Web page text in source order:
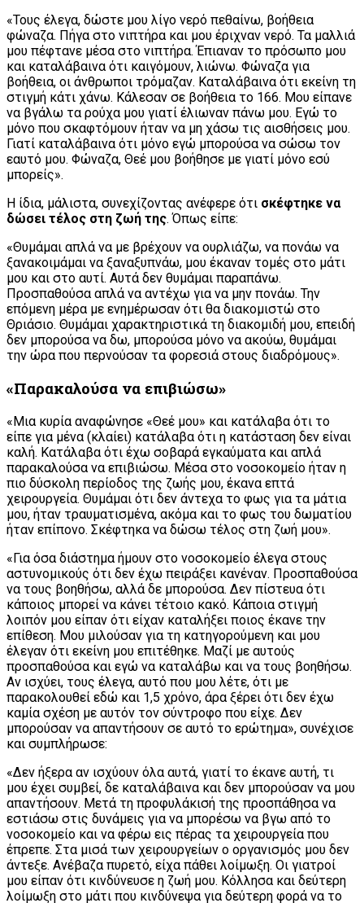
«Τους έλεγα, δώστε μου λίγο νερό πεθαίνω, βοήθεια
φώναζα. Πήγα στο νιπτήρα και μου έριχναν νερό. Τα μαλλιά
μου πέφτανε μέσα στο νιπτήρα. Έπιαναν το πρόσωπο μου
και καταλάβαινα ότι καιγόμουν, λιώνω. Φώναζα για
βοήθεια, οι άνθρωποι τρόμαζαν. Καταλάβαινα ότι εκείνη τη
στιγμή κάτι χάνω. Κάλεσαν σε βοήθεια το 166. Μου είπανε
να βγάλω τα ρούχα μου γιατί έλιωναν πάνω μου. Εγώ το
μόνο που σκαφτόμουν ήταν να μη χάσω τις αισθήσεις μου.
Γιατί καταλάβαινα ότι μόνο εγώ μπορούσα να σώσω τον
εαυτό μου. Φώναζα, Θεέ μου βοήθησε με γιατί μόνο εσύ
μπορείς».
Η ίδια, μάλιστα, συνεχίζοντας ανέφερε ότι σκέφτηκε να
δώσει τέλος στη ζωή της. Όπως είπε:
«Θυμάμαι απλά να με βρέχουν να ουρλιάζω, να πονάω να
ξανακοιμάμαι να ξαναξυπνάω, μου έκαναν τομές στο μάτι
μου και στο αυτί. Αυτά δεν θυμάμαι παραπάνω.
Προσπαθούσα απλά να αντέχω για να μην πονάω. Την
επόμενη μέρα με ενημέρωσαν ότι θα διακομιστώ στο
Θριάσιο. Θυμάμαι χαρακτηριστικά τη διακομιδή μου, επειδή
δεν μπορούσα να δω, μπορούσα μόνο να ακούω, θυμάμαι
την ώρα που περνούσαν τα φορεσιά στους διαδρόμους».
«Παρακαλούσα να επιβιώσω»
«Μια κυρία αναφώνησε «Θεέ μου» και κατάλαβα ότι το
είπε για μένα (κλαίει) κατάλαβα ότι η κατάσταση δεν είναι
καλή. Κατάλαβα ότι έχω σοβαρά εγκαύματα και απλά
παρακαλούσα να επιβιώσω. Μέσα στο νοσοκομείο ήταν η
πιο δύσκολη περίοδος της ζωής μου, έκανα επτά
χειρουργεία. Θυμάμαι ότι δεν άντεχα το φως για τα μάτια
μου, ήταν τραυματισμένα, ακόμα και το φως του δωματίου
ήταν επίπονο. Σκέφτηκα να δώσω τέλος στη ζωή μου».
«Για όσα διάστημα ήμουν στο νοσοκομείο έλεγα στους
αστυνομικούς ότι δεν έχω πειράξει κανέναν. Προσπαθούσα
να τους βοηθήσω, αλλά δε μπορούσα. Δεν πίστευα ότι
κάποιος μπορεί να κάνει τέτοιο κακό. Κάποια στιγμή
λοιπόν μου είπαν ότι είχαν καταλήξει ποιος έκανε την
επίθεση. Μου μιλούσαν για τη κατηγορούμενη και μου
έλεγαν ότι εκείνη μου επιτέθηκε. Μαζί με αυτούς
προσπαθούσα και εγώ να καταλάβω και να τους βοηθήσω.
Αν ισχύει, τους έλεγα, αυτό που μου λέτε, ότι με
παρακολουθεί εδώ και 1,5 χρόνο, άρα ξέρει ότι δεν έχω
καμία σχέση με αυτόν τον σύντροφο που είχε. Δεν
μπορούσαν να απαντήσουν σε αυτό το ερώτημα», συνέχισε
και συμπλήρωσε:
«Δεν ήξερα αν ισχύουν όλα αυτά, γιατί το έκανε αυτή, τι
μου έχει συμβεί, δε καταλάβαινα και δεν μπορούσαν να μου
απαντήσουν. Μετά τη προφυλάκισή της προσπάθησα να
εστιάσω στις δυνάμεις για να μπορέσω να βγω από το
νοσοκομείο και να φέρω εις πέρας τα χειρουργεία που
έπρεπε. Στα μισά των χειρουργείων ο οργανισμός μου δεν
άντεξε. Ανέβαζα πυρετό, είχα πάθει λοίμωξη. Οι γιατροί
μου είπαν ότι κινδύνευσε η ζωή μου. Κόλλησα και δεύτερη
λοίμωξη στο μάτι που κινδύνεψα για δεύτερη φορά να το